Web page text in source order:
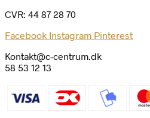
CVR: 44 87 28 70
Facebook Instagram Pinterest
Kontakt@c-centrum.dk
58 53 12 13